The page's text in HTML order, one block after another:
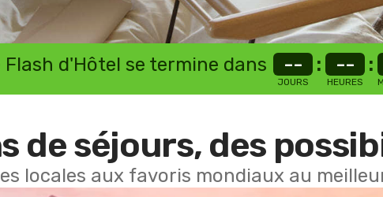
Flash d'Hôtel se termine dans --
JOURS
: --
HEURES
:
de séjours, des
locales aux favoris mondiaux au